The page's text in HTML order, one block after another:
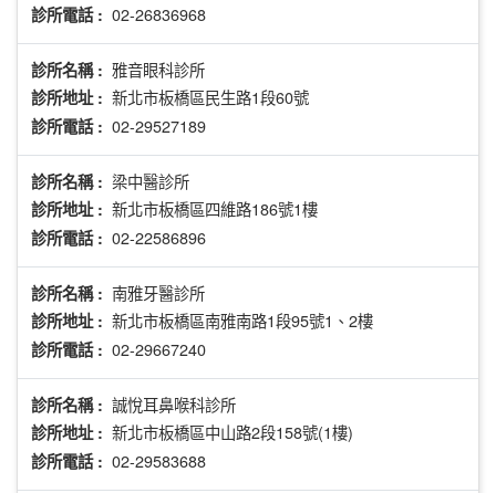
診所電話 : 02-26836968
診所名稱 : 雅音眼科診所
診所地址 : 新北市板橋區民生路1段60號
診所電話 : 02-29527189
診所名稱 : 梁中醫診所
診所地址 : 新北市板橋區四維路186號1樓
診所電話 : 02-22586896
診所名稱 : 南雅牙醫診所
診所地址 : 新北市板橋區南雅南路1段95號1、2樓
診所電話 : 02-29667240
診所名稱 : 誠悅耳鼻喉科診所
診所地址 : 新北市板橋區中山路2段158號(1樓)
診所電話 : 02-29583688